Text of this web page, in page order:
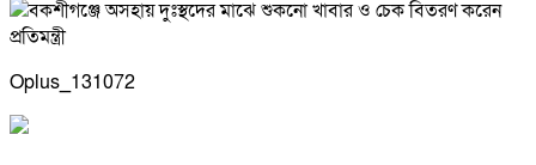
Oplus_131072